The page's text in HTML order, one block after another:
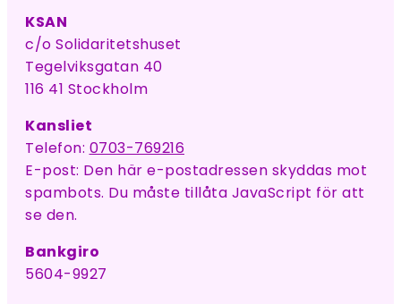
KSAN
c/o Solidaritetshuset
Tegelviksgatan 40
116 41 Stockholm
Kansliet
Telefon: 0703-769216
E-post: Den här e-postadressen skyddas mot
spambots. Du måste tillåta JavaScript för att
se den.
Bankgiro
5604-9927